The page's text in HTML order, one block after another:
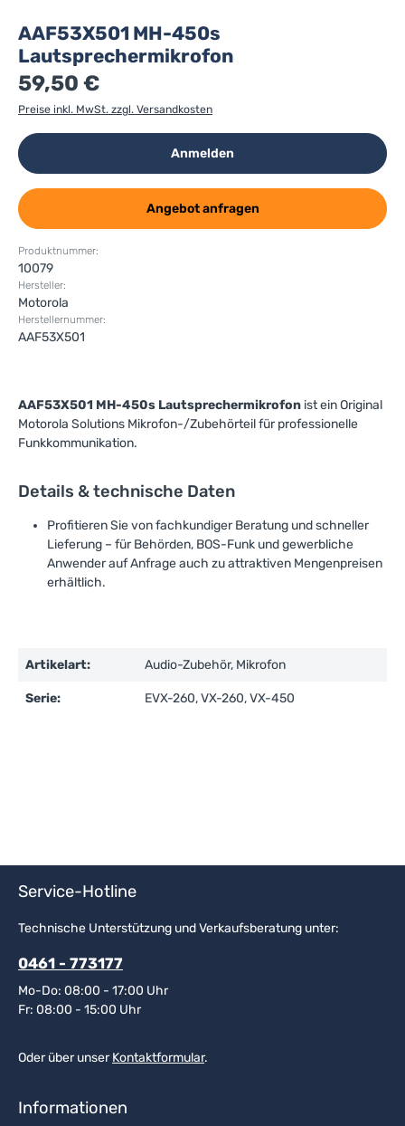
AAF53X501 MH-450s
Lautsprechermikrofon
59,50 €
Preise inkl. MwSt. zzgl. Versandkosten
Anmelden
Angebot anfragen
Produktnummer:
10079
Hersteller:
Motorola
Herstellernummer:
AAF53X501
AAF53X501 MH-450s Lautsprechermikrofon ist ein Original
Motorola Solutions Mikrofon-/Zubehörteil für professionelle
Funkkommunikation.
Details & technische Daten
Profitieren Sie von fachkundiger Beratung und schneller
Lieferung – für Behörden, BOS-Funk und gewerbliche
Anwender auf Anfrage auch zu attraktiven Mengenpreisen
erhältlich.
Artikelart: Audio-Zubehör, Mikrofon
Serie: EVX-260, VX-260, VX-450
Service-Hotline
Technische Unterstützung und Verkaufsberatung unter:
0461 - 773177
Mo-Do: 08:00 - 17:00 Uhr
Fr: 08:00 - 15:00 Uhr
Oder über unserKontaktformular.
Informationen